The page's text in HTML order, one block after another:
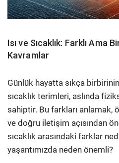
Isı ve Sıcaklık: Farklı Ama
Kavramlar
Günlük hayatta sıkça birbirinin
sıcaklık terimleri, aslında
sahiptir. Bu farkları anlamak,
ve doğru iletişim açısından
sıcaklık arasındaki farklar
yaşantımızda neden önemli?